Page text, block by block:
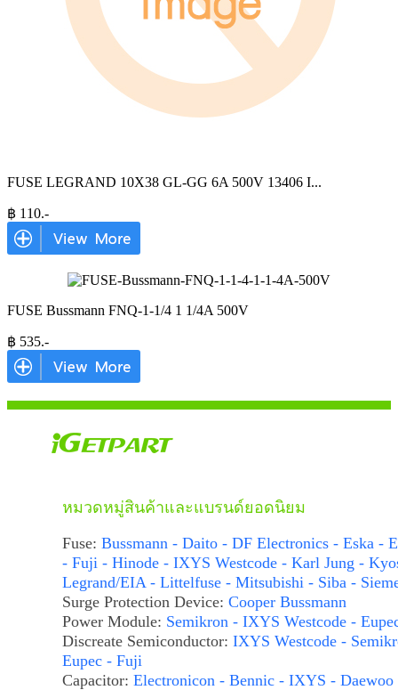
FUSE LEGRAND 10X38 GL-GG 6A 500V 13406 I...
฿ 110.-
FUSE Bussmann FNQ-1-1/4 1 1/4A 500V
฿ 535.-
หมวดหมู่สินค้าและแบรนด์ยอดนิยม
Fuse: Bussmann - Daito - DF Electronics - Eska -
- Fuji - Hinode - IXYS Westcode - Karl Jung -
Legrand/EIA - Littelfuse - Mitsubishi - Siba -
Surge Protection Device: Cooper Bussmann
Power Module: Semikron - IXYS Westcode -
Discreate Semiconductor: IXYS Westcode -
Eupec - Fuji
Capacitor: Electronicon - Bennic - IXYS - Daewoo